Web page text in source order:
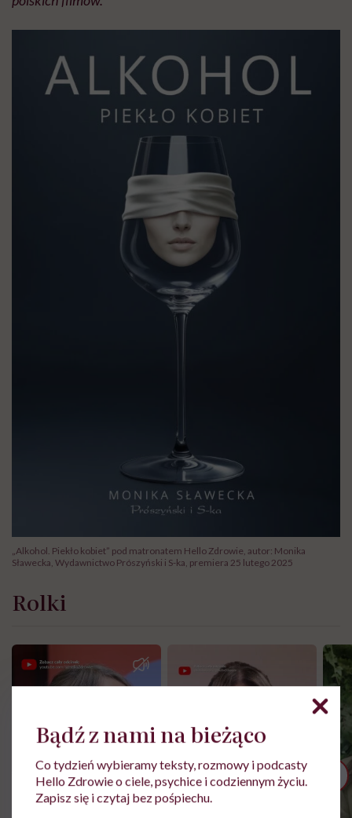
„Alkohol. Piekło kobiet” pod matronatem Hello Zdrowie, autor: Monika
Sławecka, Wydawnictwo Prószyński i S-ka, premiera 25 lutego 2025
Rolki
Bądź z nami na bieżąco
Co tydzień wybieramy teksty, rozmowy i podcasty
Hello Zdrowie o ciele, psychice i codziennym życiu.
Zapisz się i czytaj bez pośpiechu.